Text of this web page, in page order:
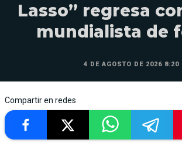
Lasso” regresa
mundialista de
4 DE AGOSTO DE 2026 8:20
Compartir en redes